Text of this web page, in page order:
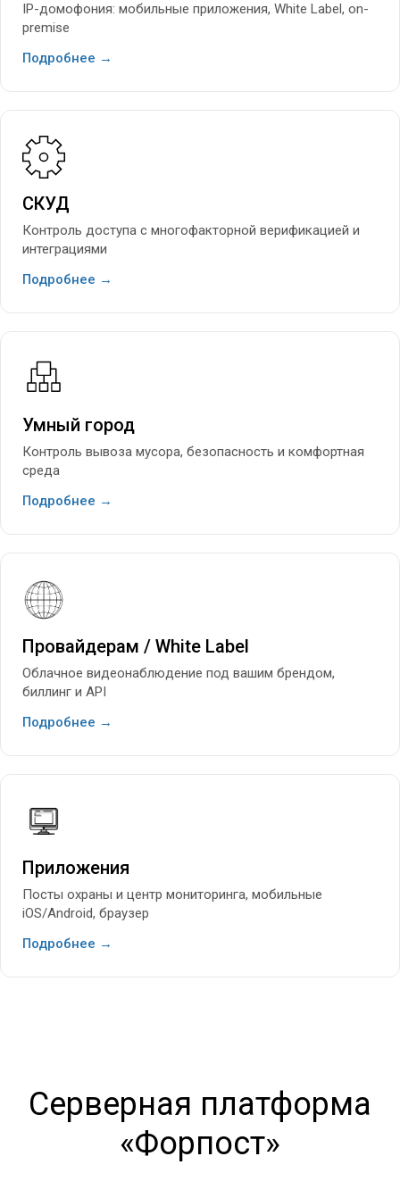
IP-домофония: мобильные приложения, White Label, on-
premise
Подробнее →
СКУД
Контроль доступа с многофакторной верификацией и
интеграциями
Подробнее →
Умный город
Контроль вывоза мусора, безопасность и комфортная
среда
Подробнее →
Провайдерам / White Label
Облачное видеонаблюдение под вашим брендом,
биллинг и API
Подробнее →
Приложения
Посты охраны и центр мониторинга, мобильные
iOS/Android, браузер
Подробнее →
Серверная платформа
«Форпост»